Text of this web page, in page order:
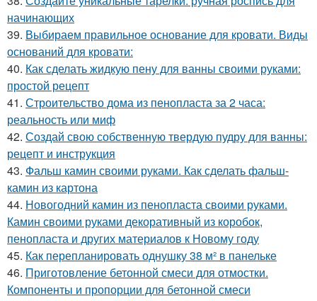
начинающих
39. Выбираем правильное основание для кровати. Виды
оснований для кровати:
40. Как сделать жидкую пену для ванны своими руками:
простой рецепт
41. Строительство дома из пенопласта за 2 часа:
реальность или миф
42. Создай свою собственную твердую пудру для ванны:
рецепт и инструкция
43. Фальш камин своими руками. Как сделать фальш-
камин из картона
44. Новогодний камин из пенопласта своими руками.
Камин своими руками декоративный из коробок,
пенопласта и других материалов к Новому году
45. Как перепланировать однушку 38 м² в панельке
46. Приготовление бетонной смеси для отмостки.
Компоненты и пропорции для бетонной смеси